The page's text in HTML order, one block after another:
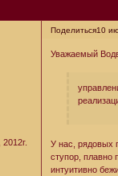
Поделиться10
Уважаемый
У нас, рядовых
ступор, плавно
интуитивно